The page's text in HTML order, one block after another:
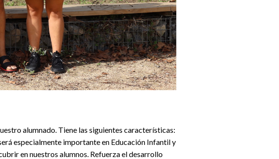
alumnado. Tiene las siguientes características:
especialmente importante en Educación Infantil y
en nuestros alumnos. Refuerza el desarrollo